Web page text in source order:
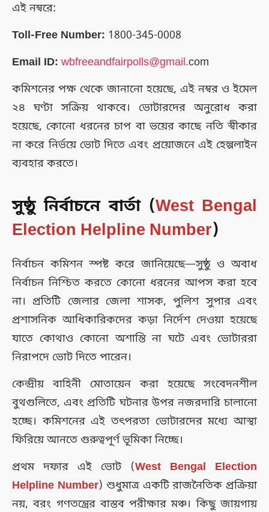
এই নম্বরে:
Toll-Free Number: 1800-345-0008
Email ID: wbfreeandfairpolls@gmail.com
কমিশনের পক্ষ থেকে জানানো হয়েছে, এই নম্বর ও ইমেল
২৪ ঘণ্টা সক্রিয় থাকবে। ভোটারদের অনুরোধ করা
হয়েছে, কোনো ধরনের চাপ বা ভয়ের কাছে নতি স্বীকার
না করে নির্ভয়ে ভোট দিতে এবং প্রয়োজনে এই হেল্পলাইন
ব্যবহার করতে।
সুষ্ঠু নির্বাচনে বার্তা(West Bengal
Election Helpline Number)
নির্বাচন কমিশন স্পষ্ট করে জানিয়েছে—সুষ্ঠু ও অবাধ
নির্বাচন নিশ্চিত করতে কোনো ধরনের আপস করা হবে
না। প্রতিটি জেলার জেলা শাসক, পুলিশ সুপার এবং
প্রশাসনিক আধিকারিকদের কড়া নির্দেশ দেওয়া হয়েছে
যাতে কোথাও কোনো অশান্তি না ঘটে এবং ভোটাররা
নিরাপদে ভোট দিতে পারেন।
কেন্দ্রীয় বাহিনী মোতায়েন করা হয়েছে সংবেদনশীল
বুথগুলিতে, এবং প্রতিটি ঘটনার উপর নজরদারি চালানো
হচ্ছে। কমিশনের এই তৎপরতা ভোটারদের মধ্যে আস্থা
ফিরিয়ে আনতে গুরুত্বপূর্ণ ভূমিকা নিচ্ছে।
প্রথম দফার এই ভোট (West Bengal Election
Helpline Number) শুধুমাত্র একটি রাজনৈতিক প্রক্রিয়া
নয়, বরং গণতন্ত্রের বাস্তব পরীক্ষার মঞ্চ। কিছু জায়গায়